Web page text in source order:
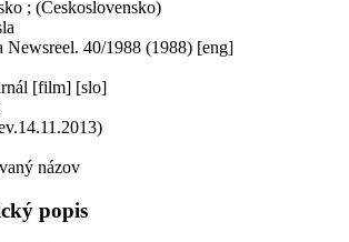
; (Československo)
Newsreel. 40/1988 (1988) [eng]
[film] [slo]
názov
popis